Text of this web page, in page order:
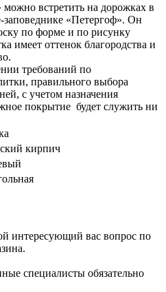
встретить на дорожках в
заповеднике «Петергоф». Он
по форме и по рисунку
имеет оттенок благородства и
требований по
правильного выбора
с учетом назначения
покрытие будет служить ни
кирпич
интересующий вас вопрос по
специалисты обязательно